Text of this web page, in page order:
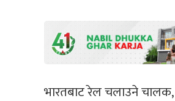
भारतबाट रेल चलाउने चालक,